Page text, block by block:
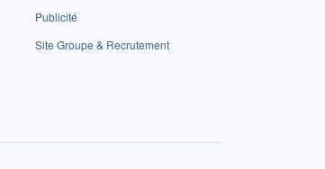
Publicité
Site Groupe & Recrutement